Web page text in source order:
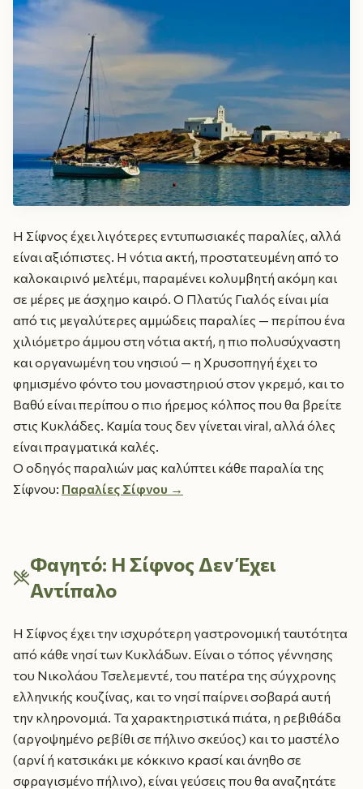
Η Σίφνος έχει λιγότερες εντυπωσιακές παραλίες, αλλά
είναι αξιόπιστες. Η νότια ακτή, προστατευμένη από το
καλοκαιρινό μελτέμι, παραμένει κολυμβητή ακόμη και
σε μέρες με άσχημο καιρό. Ο Πλατύς Γιαλός είναι μία
από τις μεγαλύτερες αμμώδεις παραλίες — περίπου ένα
χιλιόμετρο άμμου στη νότια ακτή, η πιο πολυσύχναστη
και οργανωμένη του νησιού — η Χρυσοπηγή έχει το
φημισμένο φόντο του μοναστηριού στον γκρεμό, και το
Βαθύ είναι περίπου ο πιο ήρεμος κόλπος που θα βρείτε
στις Κυκλάδες. Καμία τους δεν γίνεται viral, αλλά όλες
είναι πραγματικά καλές.
Ο οδηγός παραλιών μας καλύπτει κάθε παραλία της
Σίφνου: Παραλίες Σίφνου →
Φαγητό: Η Σίφνος Δεν Έχει
Αντίπαλο
Η Σίφνος έχει την ισχυρότερη γαστρονομική ταυτότητα
από κάθε νησί των Κυκλάδων. Είναι ο τόπος γέννησης
του Νικολάου Τσελεμεντέ, του πατέρα της σύγχρονης
ελληνικής κουζίνας, και το νησί παίρνει σοβαρά αυτή
την κληρονομιά. Τα χαρακτηριστικά πιάτα, η ρεβιθάδα
(αργοψημένο ρεβίθι σε πήλινο σκεύος) και το μαστέλο
(αρνί ή κατσικάκι με κόκκινο κρασί και άνηθο σε
σφραγισμένο πήλινο), είναι γεύσεις που θα αναζητάτε